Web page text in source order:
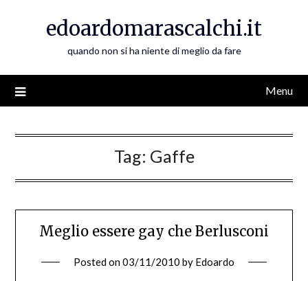
edoardomarascalchi.it
quando non si ha niente di meglio da fare
Menu
Tag: Gaffe
Meglio essere gay che Berlusconi
Posted on03/11/2010 by Edoardo